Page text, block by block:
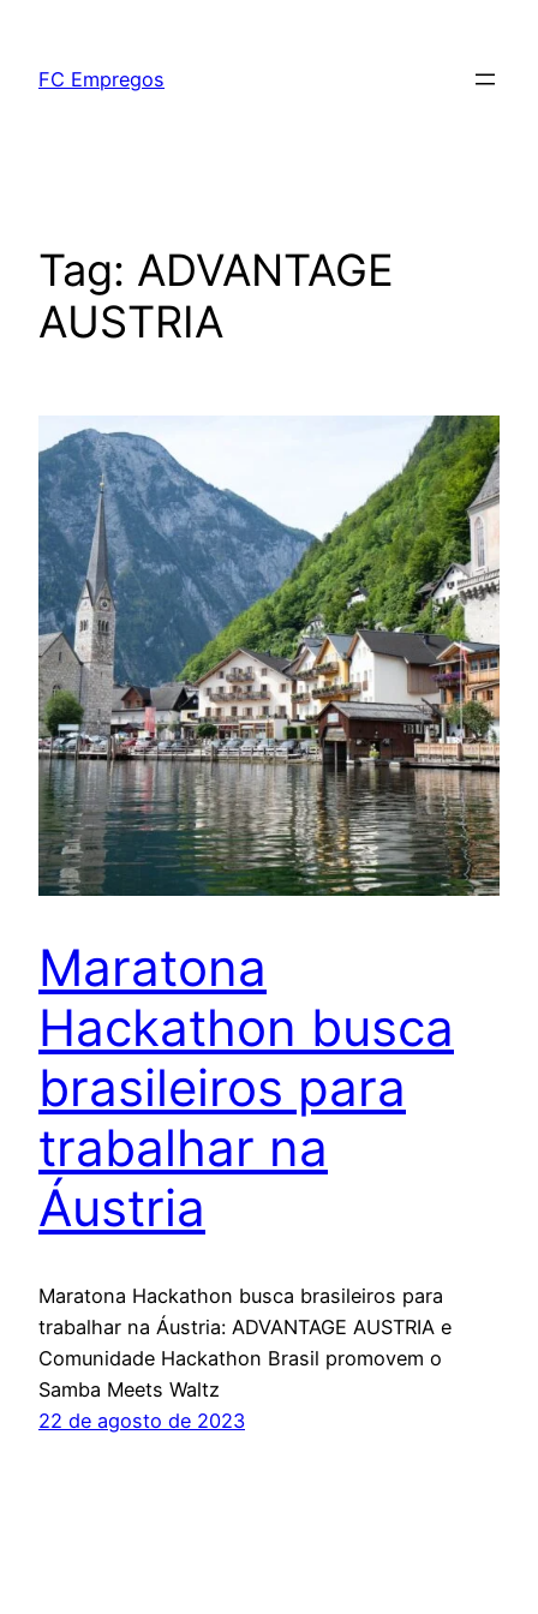
FC Empregos
Tag: ADVANTAGE
AUSTRIA
Maratona
Hackathon busca
brasileiros para
trabalhar na
Áustria
Maratona Hackathon busca brasileiros para
trabalhar na Áustria: ADVANTAGE AUSTRIA e
Comunidade Hackathon Brasil promovem o
Samba Meets Waltz
22 de agosto de 2023